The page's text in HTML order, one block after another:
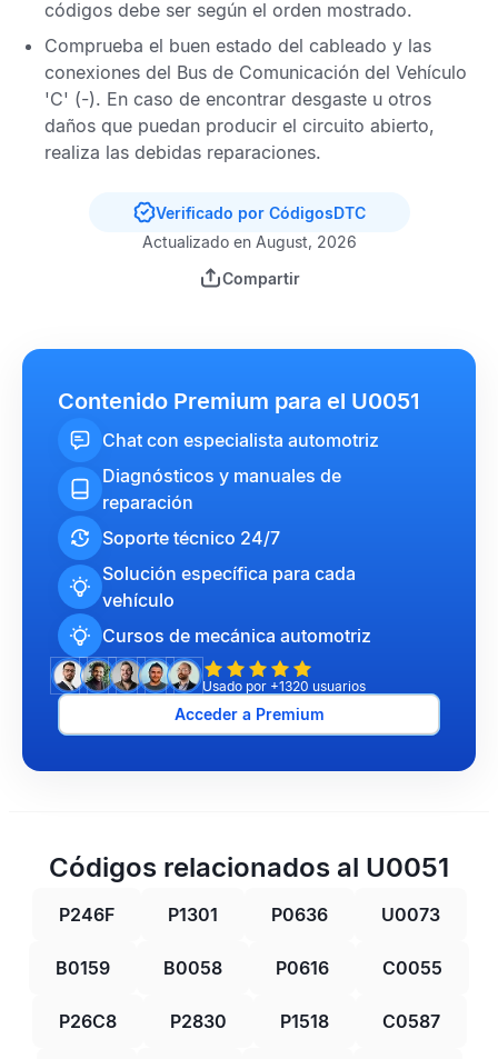
códigos debe ser según el orden mostrado.
Comprueba el buen estado del cableado y las
conexiones del Bus de Comunicación del Vehículo
'C' (-). En caso de encontrar desgaste u otros
daños que puedan producir el circuito abierto,
realiza las debidas reparaciones.
Verificado por CódigosDTC
Actualizado en August, 2026
Compartir
Contenido Premium para el U0051
Chat con especialista automotriz
Diagnósticos y manuales de
reparación
Soporte técnico 24/7
Solución específica para cada
vehículo
Cursos de mecánica automotriz
Usado por +1320 usuarios
Acceder a Premium
Códigos relacionados al U0051
P246F P1301 P0636 U0073
B0159 B0058 P0616 C0055
P26C8 P2830 P1518 C0587